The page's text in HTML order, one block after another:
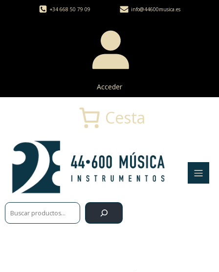
+34 668 50 79 09 info@44600musica.es
Acceder
Buscar
Cesta